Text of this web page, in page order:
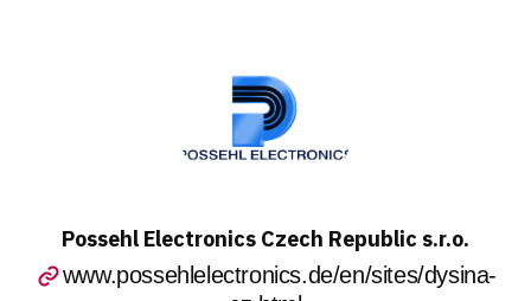
Possehl Electronics Czech Republic s.r.o.
www.possehlelectronics.de/en/sites/dysina-